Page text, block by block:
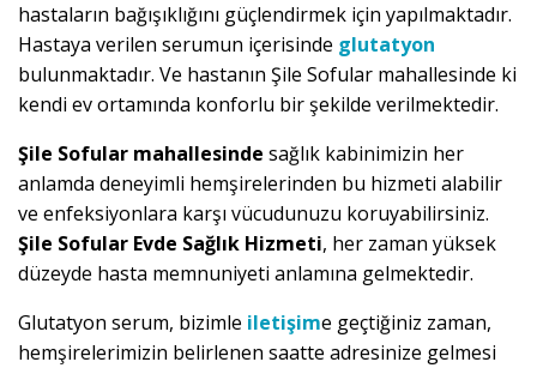
hastaların bağışıklığını güçlendirmek için yapılmaktadır.
Hastaya verilen serumun içerisinde glutatyon
bulunmaktadır. Ve hastanın Şile Sofular mahallesinde ki
kendi ev ortamında konforlu bir şekilde verilmektedir.
Şile Sofular mahallesinde sağlık kabinimizin her
anlamda deneyimli hemşirelerinden bu hizmeti alabilir
ve enfeksiyonlara karşı vücudunuzu koruyabilirsiniz.
Şile Sofular Evde Sağlık Hizmeti, her zaman yüksek
düzeyde hasta memnuniyeti anlamına gelmektedir.
Glutatyon serum, bizimle iletişime geçtiğiniz zaman,
hemşirelerimizin belirlenen saatte adresinize gelmesi